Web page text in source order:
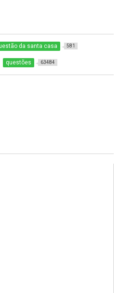
da santa casa 581
questões 63484